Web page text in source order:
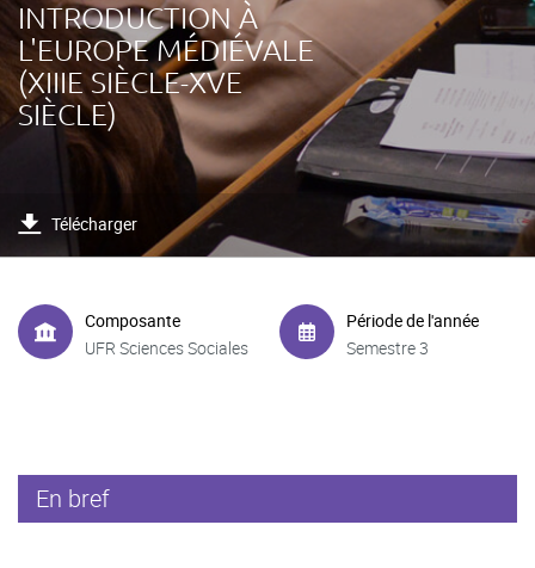
INTRODUCTION À
L'EUROPE MÉDIÉVALE
(XIIIE SIÈCLE-XVE
SIÈCLE)
Télécharger
Composante
UFR Sciences Sociales
Période de l'année
Semestre 3
En bref